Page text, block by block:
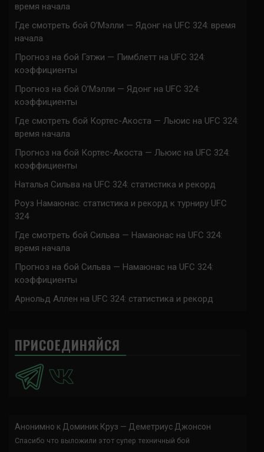
время начала
Где смотреть бой О’Мэлли — Ядонг на UFC 324: время
начала
Прогноз на бой Гэтжи — Пимблетт на UFC 324:
коэффициенты
Прогноз на бой О’Мэлли — Ядонг на UFC 324:
коэффициенты
Где смотреть бой Кортес-Акоста — Льюис на UFC 324:
время начала
Прогноз на бой Кортес-Акоста — Льюис на UFC 324:
коэффициенты
Наталья Сильва на UFC 324: статистика и рекорд
Роуз Намаюнас: статистика и рекорд к турниру UFC
324
Где смотреть бой Сильва — Намаюнас на UFC 324:
время начала
Прогноз на бой Сильва — Намаюнас на UFC 324:
коэффициенты
Арнольд Аллен на UFC 324: статистика и рекорд
ПРИСОЕДИНЯЙСЯ
Анонимно к Доминик Круз — Деметриус Джонсон
Спасибо что выложили этот супер техничный бой